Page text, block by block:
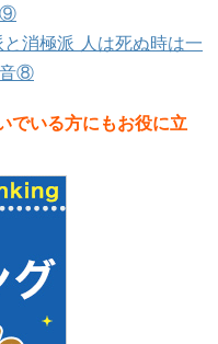
⑨
消極派 人は死ぬ時は一
音⑧
でいる方にもお役に立